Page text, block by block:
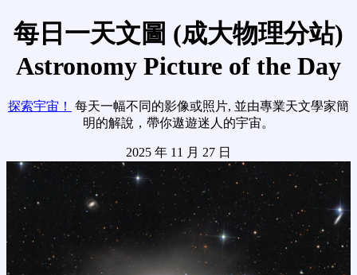
每日一天文圖 (成大物理分站)
Astronomy Picture of the Day
探索宇宙！
每天一幅不同的影像或照片, 並由專業天文學家簡
明的解說，帶你遨遊迷人的宇宙。
2025 年 11 月 27 日